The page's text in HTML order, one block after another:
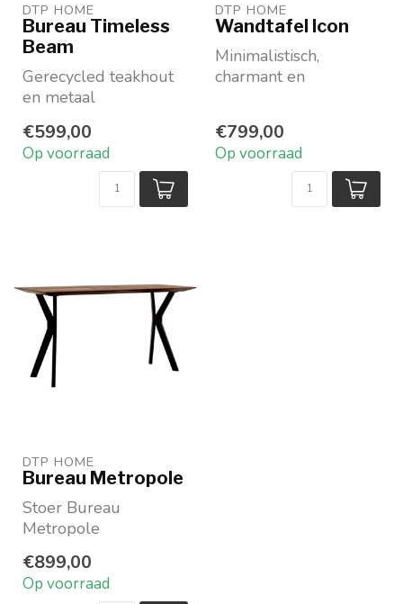
DTP HOME
Bureau Timeless
Beam
Gerecycled teakhout
en metaal
Merk: DTP Home
€599,00
Op voorraad
DTP HOME
Wandtafel Icon
Minimalistisch,
charmant en
teakhout
Strakke lijnen...
€799,00
Op voorraad
DTP HOME
Bureau Metropole
Stoer Bureau
Metropole
afgewerkt met metaal
Mooi groot bla...
€899,00
Op voorraad